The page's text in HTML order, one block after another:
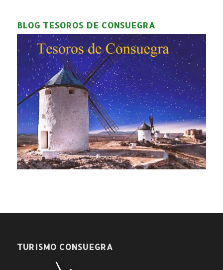
BLOG TESOROS DE CONSUEGRA
TURISMO CONSUEGRA